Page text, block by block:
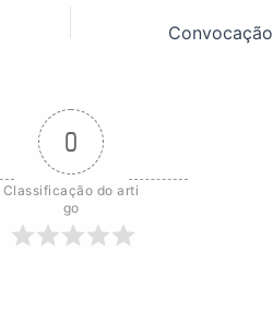
0
Classificação do arti
go